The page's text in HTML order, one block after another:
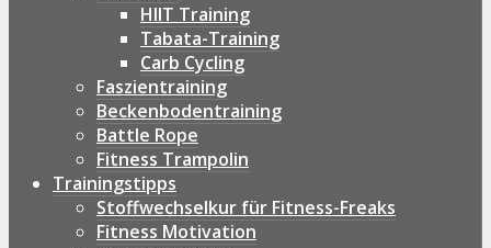
HIIT Training
Tabata-Training
Carb Cycling
Faszientraining
Beckenbodentraining
Battle Rope
Fitness Trampolin
Trainingstipps
Stoffwechselkur für Fitness-Freaks
Fitness Motivation